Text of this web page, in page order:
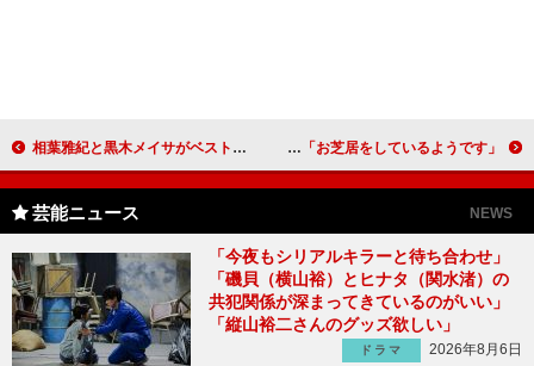
相葉雅紀と黒木メイサがベストジーニスト初受賞 相葉「メンバーには、してやったりという感じ」 本木雅弘、義父と三男のツーショット撮りたい カメラの印象は「お芝居をしているようです」
芸能ニュース NEWS
「今夜もシリアルキラーと待ち合わせ」
「磯貝（横山裕）とヒナタ（関水渚）の
共犯関係が深まってきているのがいい」
「縦山裕二さんのグッズ欲しい」
ドラマ
2026年8月6日